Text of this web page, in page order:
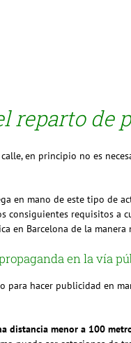
reparto de
en principio no es
en mano de este tipo de
consiguientes requisitos a
en Barcelona de la manera
en la vía
hacer publicidad en
distancia menor a 100